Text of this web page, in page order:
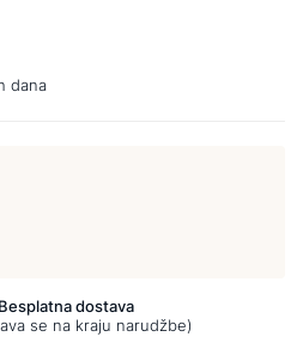
dana
Besplatna dostava
se na kraju narudžbe)